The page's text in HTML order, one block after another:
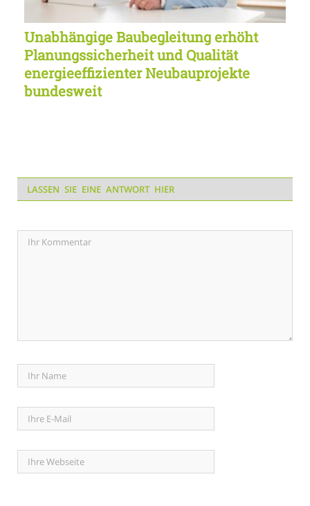
Unabhängige Baubegleitung erhöht
Planungssicherheit und Qualität
energieeffizienter Neubauprojekte
bundesweit
LASSEN SIE EINE ANTWORT HIER